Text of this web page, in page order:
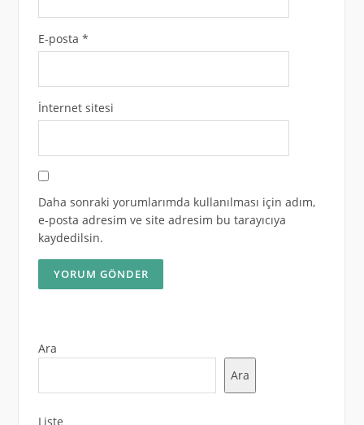
E-posta *
İnternet sitesi
Daha sonraki yorumlarımda kullanılması için adım,
e-posta adresim ve site adresim bu tarayıcıya
kaydedilsin.
Ara
Ara
Liste